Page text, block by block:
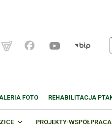
FOTO REHABILITACJA
PROJEKTY-WSPÓŁPRACA